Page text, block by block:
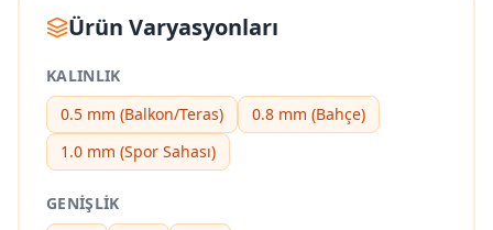
Ürün Varyasyonları
KALINLIK
0.5 mm (Balkon/Teras)
0.8 mm (Bahçe)
1.0 mm (Spor Sahası)
GENIŞLIK